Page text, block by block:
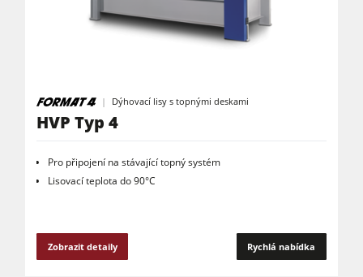
Dýhovací lisy s topnými deskami
HVP Typ 4
Pro připojení na stávající topný systém
Lisovací teplota do 90°C
Zobrazit detaily Rychlá nabídka